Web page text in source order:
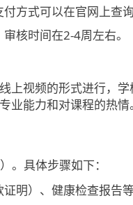
方式可以在官网上查询
核时间在2-4周左右。
上视频的形式进行，
业能力和对课程的热
。具体步骤如下：
明）、健康检查报告等